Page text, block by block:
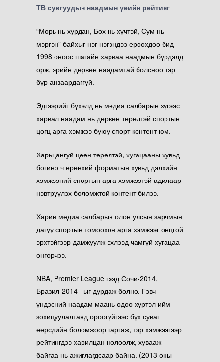
ТВ сувгуудын наадмын үеийн рейтинг
“Морь нь хурдан, Бөх нь хүчтэй, Сум нь
мэргэн” байхыг нэг нэгэндээ ерөөхдөө бид
1998 оноос шагайн харваа наадмын бүрдэлд
орж, эрийн дөрвөн наадамтай болсноо тэр
бүр анзаардаггүй.
Эдгээрийг бүхэлд нь медиа салбарын зүгээс
харвал наадам нь дөрвөн төрөлтэй спортын
цогц арга хэмжээ буюу спорт контент юм.
Харьцангуй цөөн төрөлтэй, хугацааны хувьд
богино ч ерөнхий форматын хувьд дэлхийн
хэмжээний спортын арга хэмжээтэй адилаар
нэвтрүүлэх боломжтой контент билээ.
Харин медиа салбарын олон улсын зарчмын
дагуу спортын томоохон арга хэмжээг онцгой
эрхтэйгээр дамжуулж эхлээд чамгүй хугацаа
өнгөрчээ.
NBA, Premier League гээд Сочи-2014,
Бразил-2014 –ыг дурдаж болно. Гэвч
үндэсний наадам маань одоо хүртэл ийм
зохицуулалтанд ороогүйгээс бүх суваг
өөрсдийн боломжоор гаргаж, тэр хэмжээгээр
рейтингдээ харилцан нөлөөлж, хувааж
байгаа нь ажиглагдсаар байна. (2013 оны